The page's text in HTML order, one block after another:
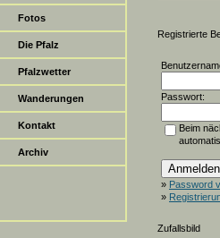
Fotos
Die Pfalz
Pfalzwetter
Wanderungen
Kontakt
Archiv
Registrierte
Passwort:
Beim
» Password
»
Zufallsbild